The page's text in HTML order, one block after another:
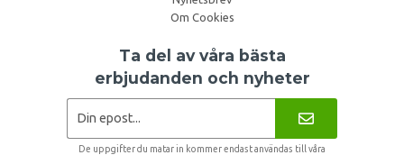
Om Cookies
Ta del av våra bästa
erbjudanden och nyheter
De uppgifter du matar in kommer endast användas till våra